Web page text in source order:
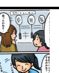
【重
トン
販売
につ